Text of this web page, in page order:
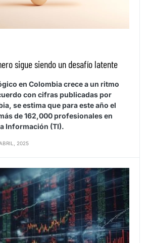
sigue siendo un desafío latente
en Colombia crece a un ritmo
con cifras publicadas por
se estima que para este año el
de 162,000 profesionales en
Información (TI).
2025